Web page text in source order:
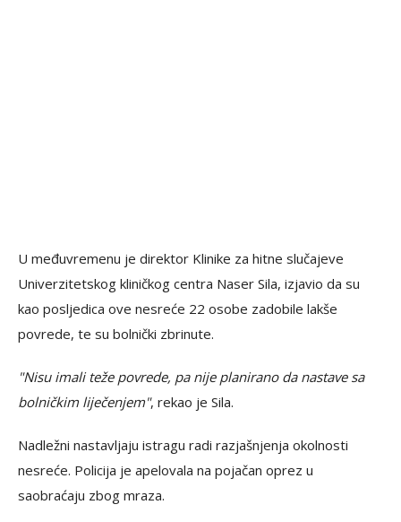
U međuvremenu je direktor Klinike za hitne slučajeve
Univerzitetskog kliničkog centra Naser Sila, izjavio da su
kao posljedica ove nesreće 22 osobe zadobile lakše
povrede, te su bolnički zbrinute.
"Nisu imali teže povrede, pa nije planirano da nastave sa
bolničkim liječenjem", rekao je Sila.
Nadležni nastavljaju istragu radi razjašnjenja okolnosti
nesreće. Policija je apelovala na pojačan oprez u
saobraćaju zbog mraza.